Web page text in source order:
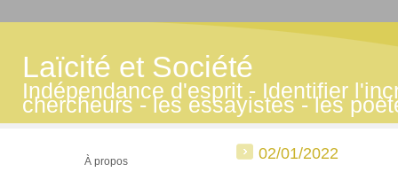
Laïcité et Société
Indépendance d'esprit - Identifier
chercheurs - les essayistes - les
À propos 02/01/2022